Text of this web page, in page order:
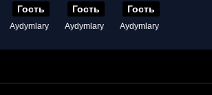
Гость
Aydymlary
Гость
Aydymlary
Гость
Aydymlary